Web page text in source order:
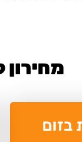
מחירון
בזום